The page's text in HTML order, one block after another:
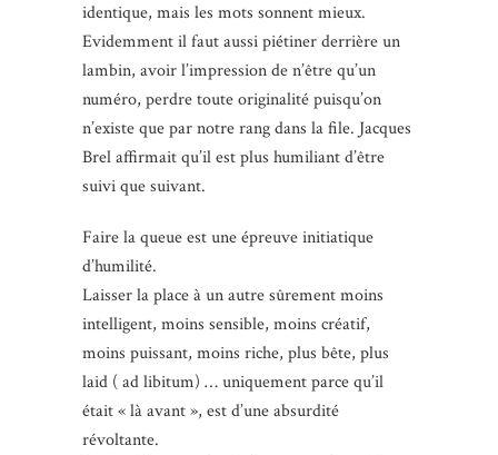
identique, mais les mots sonnent mieux.
Evidemment il faut aussi piétiner derrière un
lambin, avoir l’impression de n’être qu’un
numéro, perdre toute originalité puisqu’on
n’existe que par notre rang dans la file. Jacques
Brel affirmait qu’il est plus humiliant d’être
suivi que suivant.
Faire la queue est une épreuve initiatique
d’humilité.
Laisser la place à un autre sûrement moins
intelligent, moins sensible, moins créatif,
moins puissant, moins riche, plus bête, plus
laid ( ad libitum) … uniquement parce qu’il
était « là avant », est d’une absurdité
révoltante.